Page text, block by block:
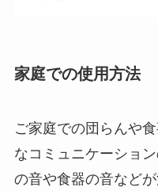
家庭での使用方法
ご家庭での団らんや
なコミュニケーショ
の音や食器の音など